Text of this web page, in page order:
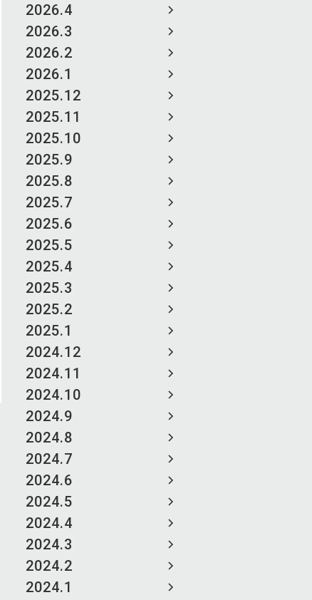
2026.4
2026.3
2026.2
2026.1
2025.12
2025.11
2025.10
2025.9
2025.8
2025.7
2025.6
2025.5
2025.4
2025.3
2025.2
2025.1
2024.12
2024.11
2024.10
2024.9
2024.8
2024.7
2024.6
2024.5
2024.4
2024.3
2024.2
2024.1